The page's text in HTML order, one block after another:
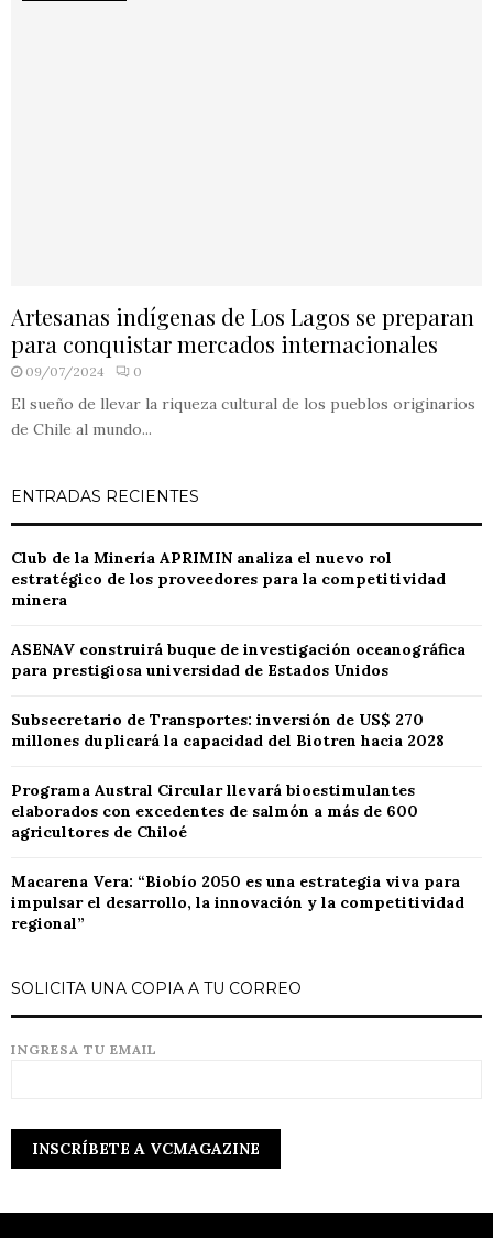
Artesanas indígenas de Los Lagos se preparan
para conquistar mercados internacionales
09/07/2024 0
El sueño de llevar la riqueza cultural de los pueblos originarios
de Chile al mundo...
ENTRADAS RECIENTES
Club de la Minería APRIMIN analiza el nuevo rol
estratégico de los proveedores para la competitividad
minera
ASENAV construirá buque de investigación oceanográfica
para prestigiosa universidad de Estados Unidos
Subsecretario de Transportes: inversión de US$ 270
millones duplicará la capacidad del Biotren hacia 2028
Programa Austral Circular llevará bioestimulantes
elaborados con excedentes de salmón a más de 600
agricultores de Chiloé
Macarena Vera: “Biobío 2050 es una estrategia viva para
impulsar el desarrollo, la innovación y la competitividad
regional”
SOLICITA UNA COPIA A TU CORREO
INGRESA TU EMAIL